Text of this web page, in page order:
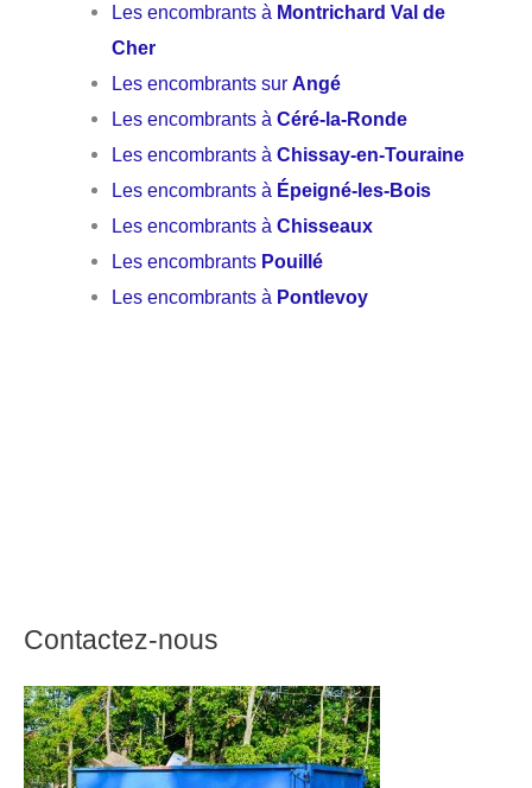
Les encombrants à Montrichard Val de
Cher
Les encombrants surAngé
Les encombrants àCéré-la-Ronde
Les encombrants àChissay-en-Touraine
Les encombrants à Épeigné-les-Bois
Les encombrants àChisseaux
Les encombrants Pouillé
Les encombrants à Pontlevoy
Contactez-nous